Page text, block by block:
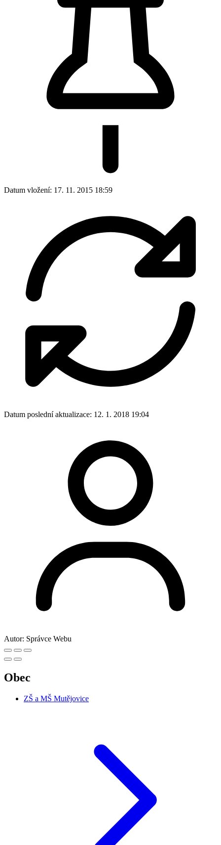
Datum vložení: 17. 11. 2015 18:59
Datum poslední aktualizace: 12. 1. 2018 19:04
Autor: Správce Webu
Obec
ZŠ a MŠ Mutějovice